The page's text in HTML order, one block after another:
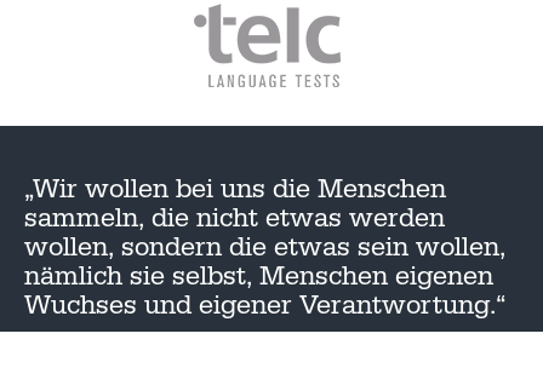
„Wir wollen bei uns die Menschen
sammeln, die nicht etwas werden
wollen, sondern die etwas sein wollen,
nämlich sie selbst, Menschen eigenen
Wuchses und eigener Verantwortung.“